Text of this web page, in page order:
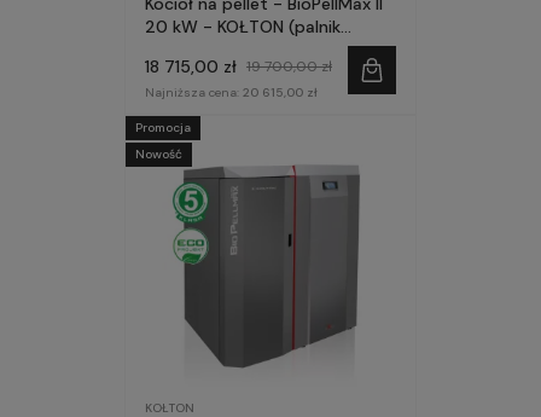
20 kW - KOŁTON (palnik
18 715,00 zł 19 700,00 zł
Najniższa cena: 20 615,00 zł
KOŁTON
Promocja
Nowość